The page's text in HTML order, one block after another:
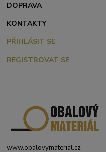
DOPRAVA
KONTAKTY
PŘIHLÁSIT SE
REGISTROVAT SE
www.obalovymaterial.cz